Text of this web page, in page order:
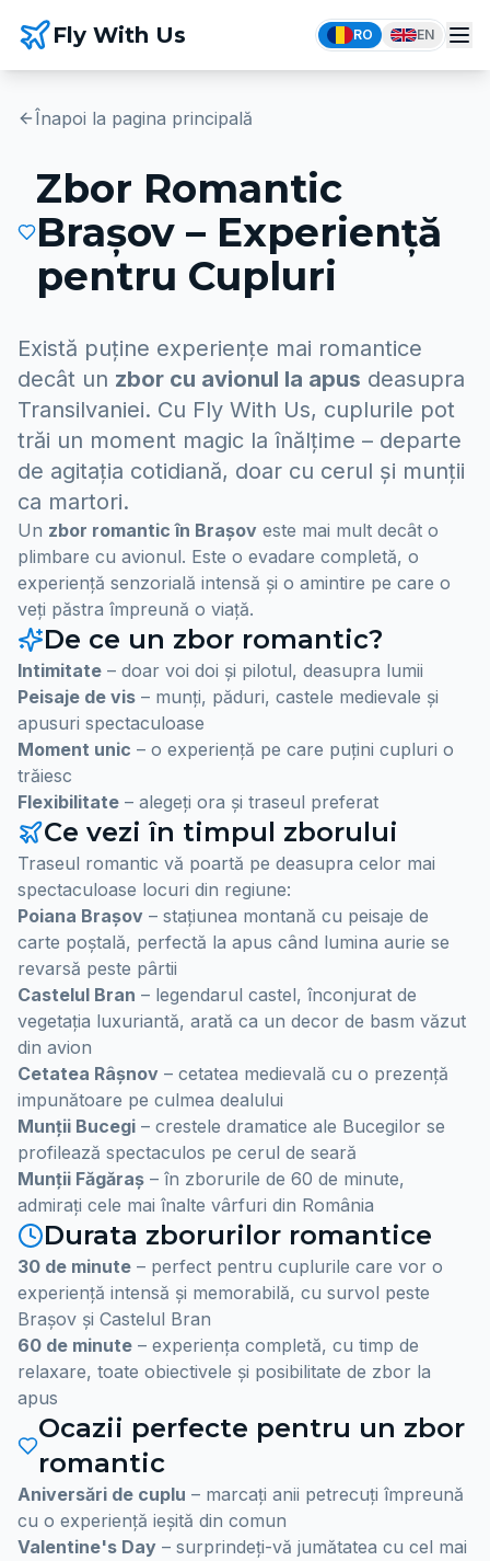
Fly With Us RO EN
Înapoi la pagina principală
Zbor Romantic
Brașov – Experiență
pentru Cupluri
Există puține experiențe mai romantice
decât un zbor cu avionul la apus deasupra
Transilvaniei. Cu Fly With Us, cuplurile pot
trăi un moment magic la înălțime – departe
de agitația cotidiană, doar cu cerul și munții
ca martori.
Un zbor romantic în Brașov este mai mult decât o
plimbare cu avionul. Este o evadare completă, o
experiență senzorială intensă și o amintire pe care o
veți păstra împreună o viață.
De ce un zbor romantic?
Intimitate – doar voi doi și pilotul, deasupra lumii
Peisaje de vis – munți, păduri, castele medievale și
apusuri spectaculoase
Moment unic – o experiență pe care puțini cupluri o
trăiesc
Flexibilitate – alegeți ora și traseul preferat
Ce vezi în timpul zborului
Traseul romantic vă poartă pe deasupra celor mai
spectaculoase locuri din regiune:
Poiana Brașov – stațiunea montană cu peisaje de
carte poștală, perfectă la apus când lumina aurie se
revarsă peste pârtii
Castelul Bran – legendarul castel, înconjurat de
vegetația luxuriantă, arată ca un decor de basm văzut
din avion
Cetatea Râșnov – cetatea medievală cu o prezență
impunătoare pe culmea dealului
Munții Bucegi – crestele dramatice ale Bucegilor se
profilează spectaculos pe cerul de seară
Munții Făgăraș – în zborurile de 60 de minute,
admirați cele mai înalte vârfuri din România
Durata zborurilor romantice
30 de minute – perfect pentru cuplurile care vor o
experiență intensă și memorabilă, cu survol peste
Brașov și Castelul Bran
60 de minute – experiența completă, cu timp de
relaxare, toate obiectivele și posibilitate de zbor la
apus
Ocazii perfecte pentru un zbor
romantic
Aniversări de cuplu – marcați anii petrecuți împreună
cu o experiență ieșită din comun
Valentine's Day – surprindeți-vă jumătatea cu cel mai